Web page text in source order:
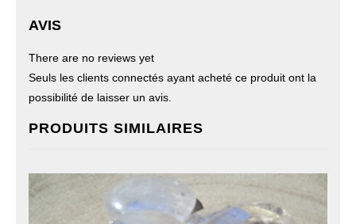
AVIS
There are no reviews yet
Seuls les clients connectés ayant acheté ce produit ont la
possibilité de laisser un avis.
PRODUITS SIMILAIRES